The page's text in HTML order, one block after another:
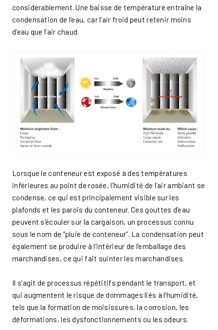
considérablement. Une baisse de température entraîne la
condensation de l’eau, car l’air froid peut retenir moins
d’eau que l’air chaud.
Lorsque le conteneur est exposé à des températures
inférieures au point de rosée, l’humidité de l’air ambiant se
condense, ce qui est principalement visible sur les
plafonds et les parois du conteneur. Ces gouttes d’eau
peuvent s’écouler sur la cargaison, un processus connu
sous le nom de “pluie de conteneur”. La condensation peut
également se produire à l’intérieur de l’emballage des
marchandises, ce qui fait suinter les marchandises.
Il s’agit de processus répétitifs pendant le transport, et
qui augmentent le risque de dommages liés à l’humidité,
tels que la formation de moisissures, la corrosion, les
déformations, les dysfonctionnements ou les odeurs.